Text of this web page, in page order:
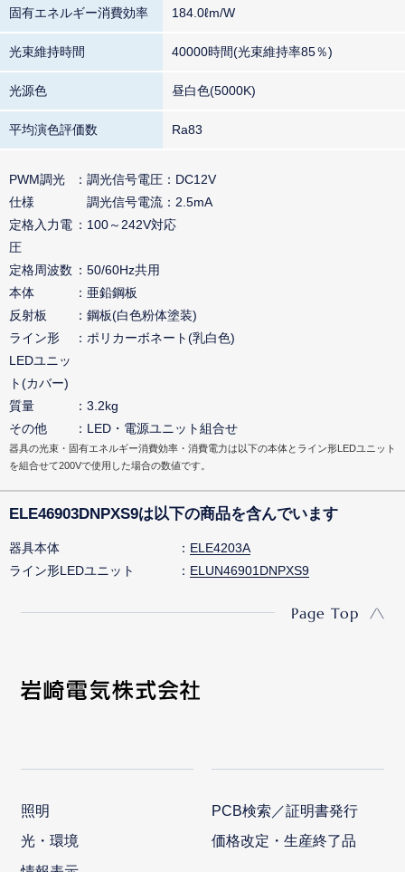
固有エネルギー消費効率 184.0ℓm/W
光束維持時間 40000時間(光束維持率85％)
光源色 昼白色(5000K)
平均演色評価数 Ra83
PWM調光
仕様
調光信号電圧：DC12V
調光信号電流：2.5mA
定格入力電
圧
100～242V対応
定格周波数
50/60Hz共用
本体
亜鉛鋼板
反射板
鋼板(白色粉体塗装)
ライン形
LEDユニッ
ト(カバー)
ポリカーボネート(乳白色)
質量
3.2kg
その他
LED・電源ユニット組合せ
器具の光束・固有エネルギー消費効率・消費電力は以下の本体とライン形LEDユニット
を組合せて200Vで使用した場合の数値です。
ELE46903DNPXS9は以下の商品を含んでいます
器具本体
ELE4203A
ライン形LEDユニット
ELUN46901DNPXS9
Page Top
照明
光・環境
PCB検索／証明書発行
価格改定・生産終了品